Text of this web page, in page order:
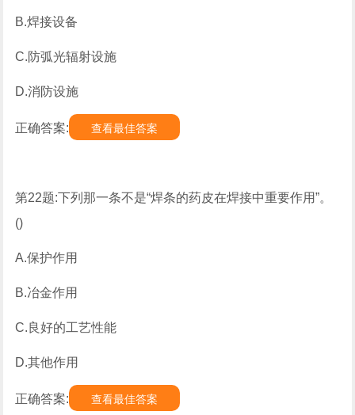
B.焊接设备
C.防弧光辐射设施
D.消防设施
正确答案: 查看最佳答案
第22题:下列那一条不是“焊条的药皮在焊接中重要作用”。
()
A.保护作用
B.冶金作用
C.良好的工艺性能
D.其他作用
正确答案: 查看最佳答案